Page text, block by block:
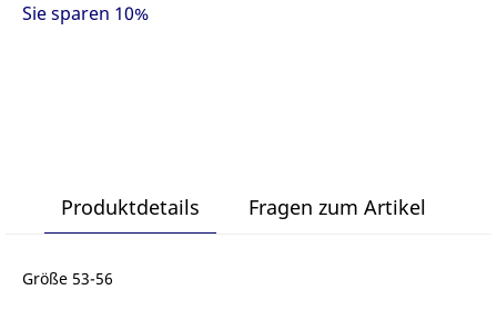
Sie sparen 10%
Produktdetails Fragen zum Artikel
Größe 53-56